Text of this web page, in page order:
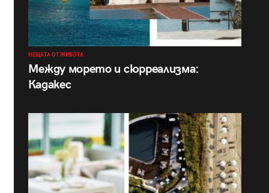
НЕЩАТА ОТ ЖИВОТА
Между морето и сюрреализма:
Кадакес